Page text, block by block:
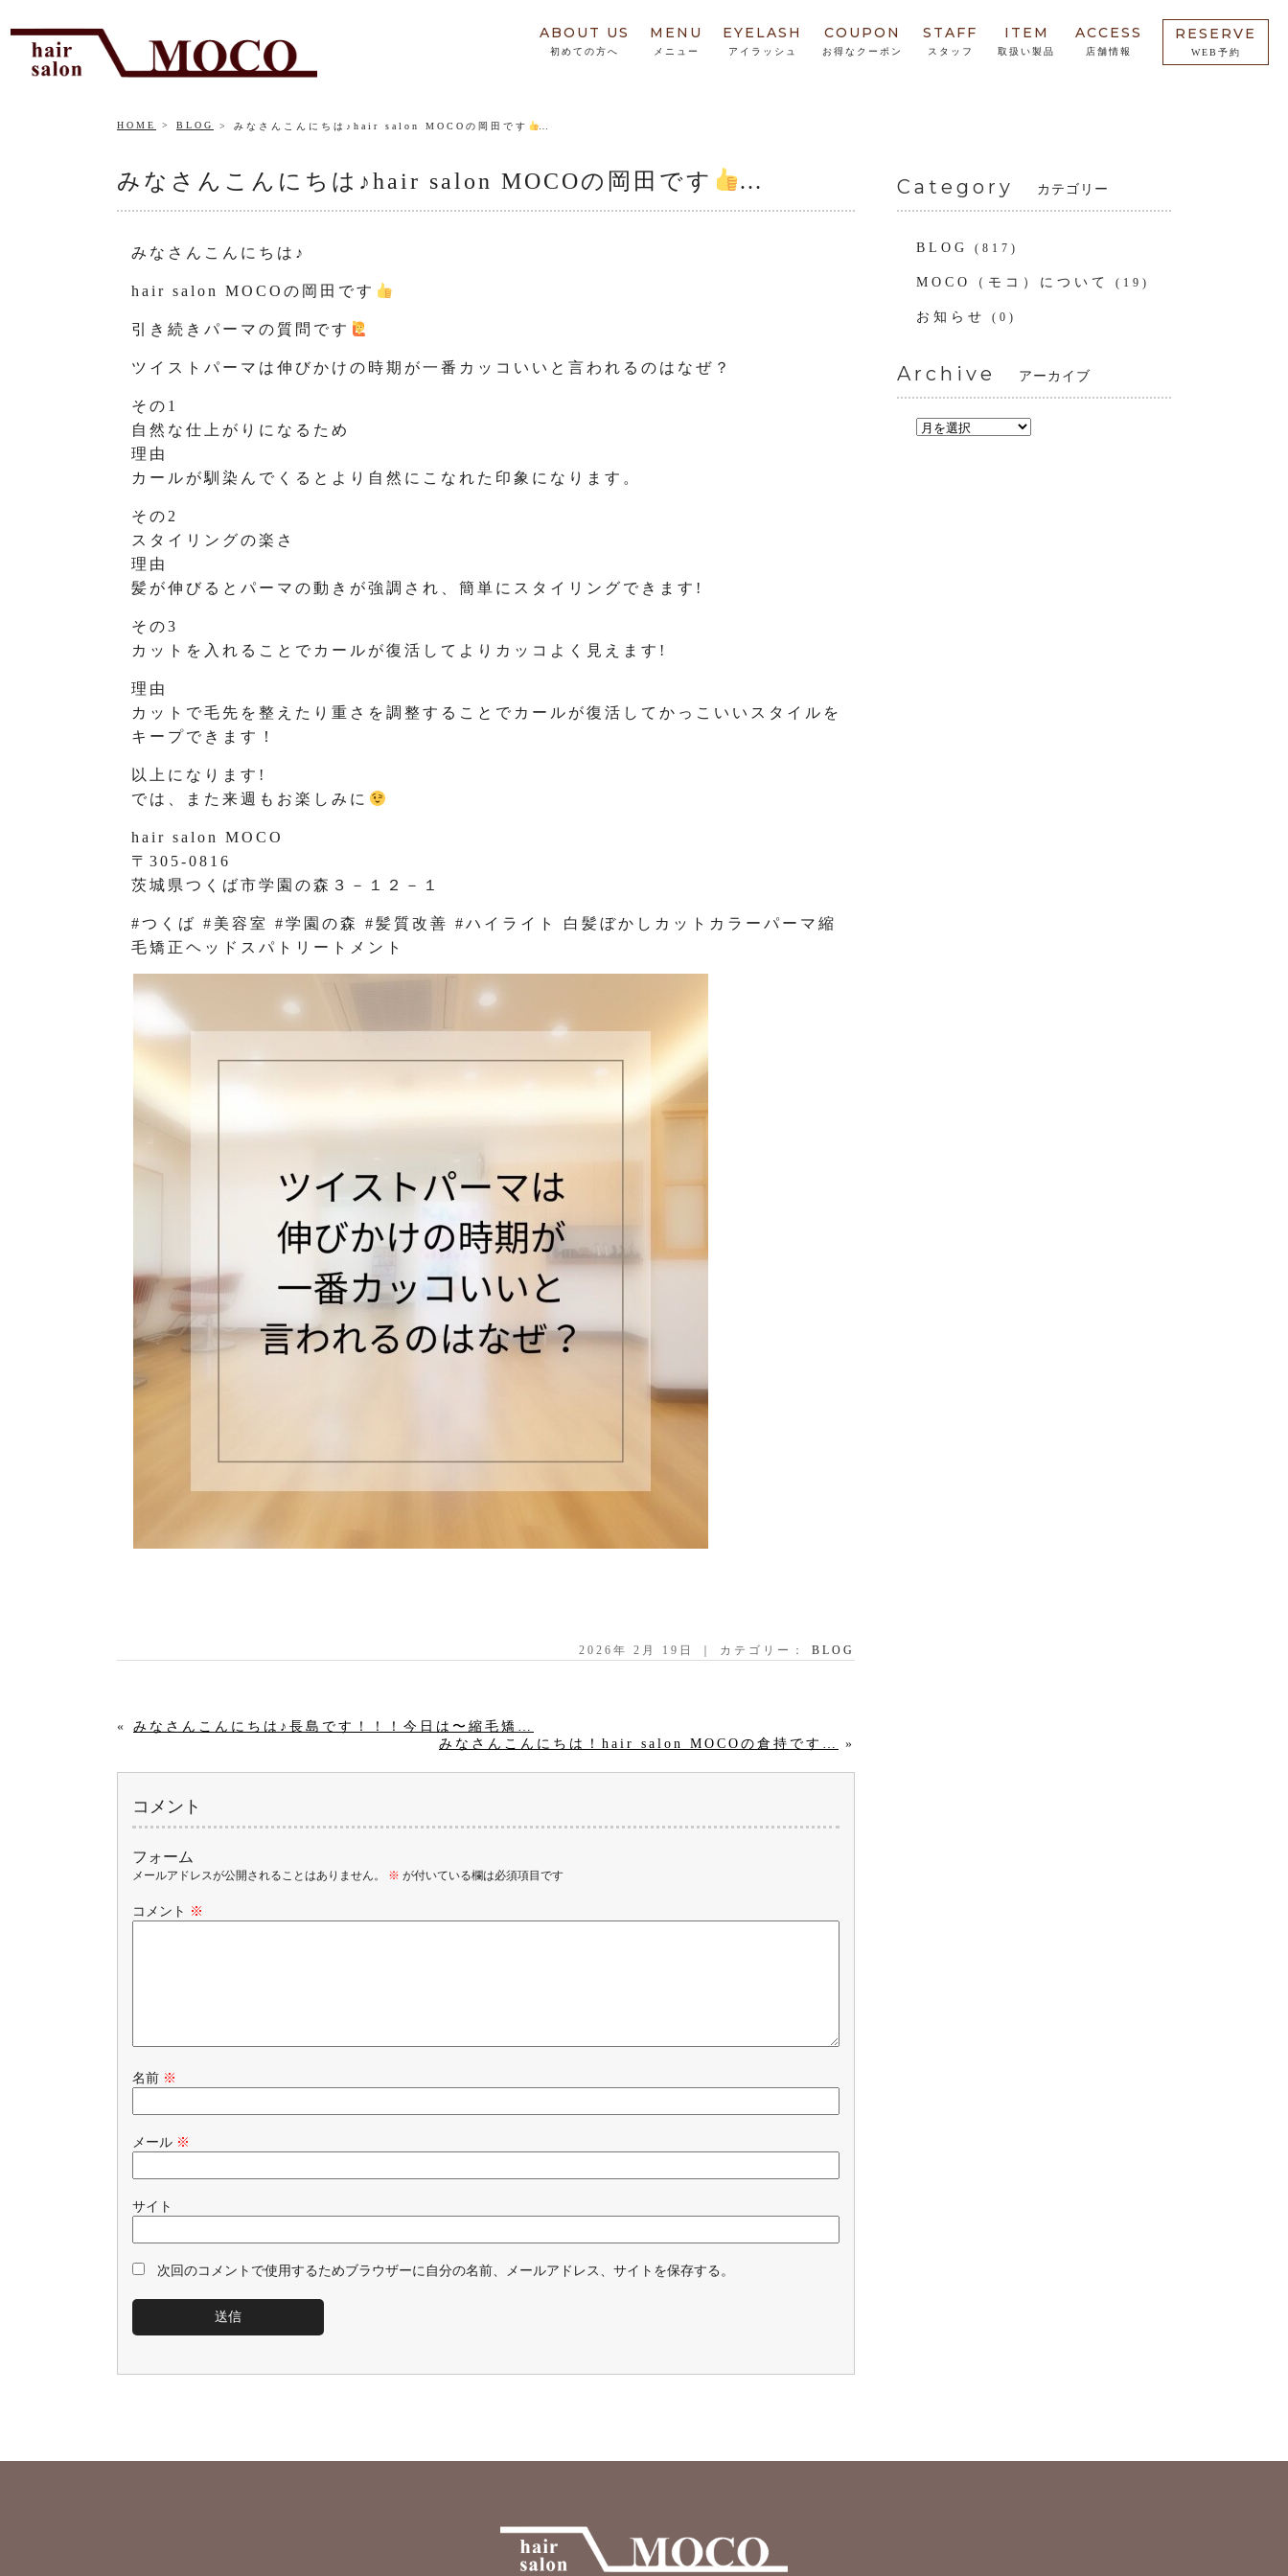
ABOUT US
初めての方へ
MENU
メニュー
EYELASH
アイラッシュ
COUPON
お得なクーポン
STAFF
スタッフ
ITEM
取扱い製品
ACCESS
店舗情報
RESERVE
WEB予約
HOME BLOG みなさんこんにちは♪hair salon MOCOの岡田です
みなさんこんにちは♪hair salon MOCOの岡田です …
みなさんこんにちは♪
hair salon MOCOの岡田です
引き続きパーマの質問です
ツイストパーマは伸びかけの時期が一番カッコいいと言われるのはなぜ？
その1
自然な仕上がりになるため
理由
カールが馴染んでくるとより自然にこなれた印象になります。
その2
スタイリングの楽さ
理由
髪が伸びるとパーマの動きが強調され、簡単にスタイリングできます!
その3
カットを入れることでカールが復活してよりカッコよく見えます!
理由
カットで毛先を整えたり重さを調整することでカールが復活してかっこいいスタイルを
キープできます！
以上になります!
では、また来週もお楽しみに
hair salon MOCO
〒305-0816
茨城県つくば市学園の森３－１２－１
#つくば #美容室 #学園の森 #髪質改善 #ハイライト 白髪ぼかしカットカラーパーマ縮
毛矯正ヘッドスパトリートメント
2026年 2月 19日 ｜ カテゴリー： BLOG
« みなさんこんにちは♪長島です！！！今日は〜縮毛矯…
みなさんこんにちは！hair salon MOCOの倉持です…
»
コメント
フォーム
メールアドレスが公開されることはありません。 ※ が付いている欄は必須項目です
コメント ※
名前 ※
メール ※
サイト
次回のコメントで使用するためブラウザーに自分の名前、メールアドレス、サイトを保存する。
Category カテゴリー
BLOG (817)
MOCO（モコ）について (19)
お知らせ (0)
Archive アーカイブ